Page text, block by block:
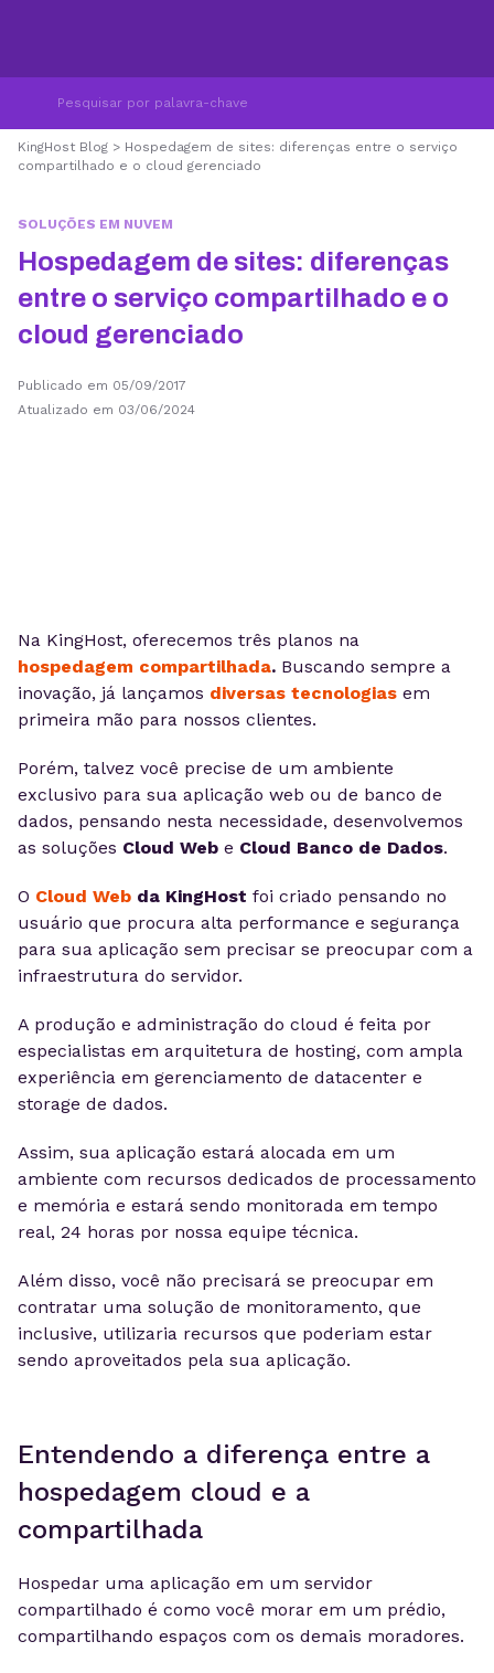
KingHost Blog > Hospedagem de sites: diferenças entre o serviço
compartilhado e o cloud gerenciado
SOLUÇÕES EM NUVEM
Hospedagem de sites: diferenças
entre o serviço compartilhado e o
cloud gerenciado
Publicado em 05/09/2017
Atualizado em 03/06/2024
Na KingHost, oferecemos três planos na
hospedagem compartilhada. Buscando sempre a
inovação, já lançamos diversas tecnologias em
primeira mão para nossos clientes.
Porém, talvez você precise de um ambiente
exclusivo para sua aplicação web ou de banco de
dados, pensando nesta necessidade, desenvolvemos
as soluções Cloud Web e Cloud Banco de Dados.
O Cloud Web da KingHost foi criado pensando no
usuário que procura alta performance e segurança
para sua aplicação sem precisar se preocupar com a
infraestrutura do servidor.
A produção e administração do cloud é feita por
especialistas em arquitetura de hosting, com ampla
experiência em gerenciamento de datacenter e
storage de dados.
Assim, sua aplicação estará alocada em um
ambiente com recursos dedicados de processamento
e memória e estará sendo monitorada em tempo
real, 24 horas por nossa equipe técnica.
Além disso, você não precisará se preocupar em
contratar uma solução de monitoramento, que
inclusive, utilizaria recursos que poderiam estar
sendo aproveitados pela sua aplicação.
Entendendo a diferença entre a
hospedagem cloud e a
compartilhada
Hospedar uma aplicação em um servidor
compartilhado é como você morar em um prédio,
compartilhando espaços com os demais moradores.